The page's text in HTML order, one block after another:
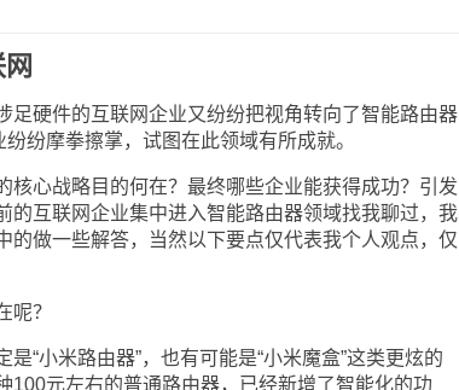
硬件的互联网企业又纷纷把视角转向了智能路由器
纷摩拳擦掌，试图在此领域有所成就。
心战略目的何在？最终哪些企业能获得成功？引发
的互联网企业集中进入智能路由器领域找我聊过，我
做一些解答，当然以下要点仅代表我个人观点，仅
？
小米路由器”，也有可能是“小米魔盒”这类更炫的
100元左右的普通路由器，已经新增了智能化的功